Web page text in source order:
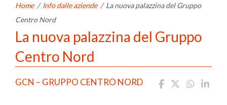
Home / Info dalle aziende / La nuova palazzina del Gruppo
Centro Nord
La nuova palazzina del Gruppo
Centro Nord
GCN – GRUPPO CENTRO NORD